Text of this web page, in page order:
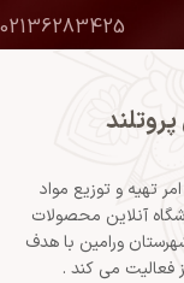
02136283425
تهیه و توزیع مواد
آنلاین محصولات
ورامین با هدف
فعالیت می کند .